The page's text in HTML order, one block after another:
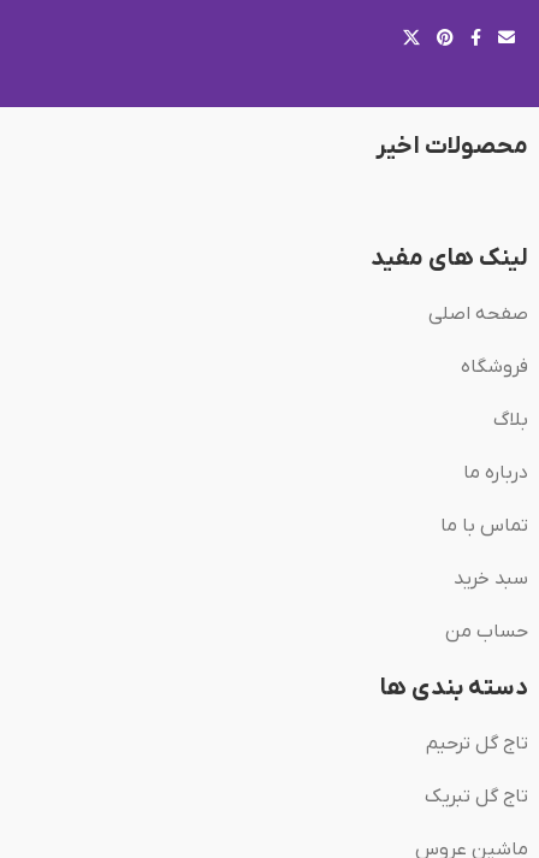
محصولات اخیر
لینک های مفید
صفحه اصلی
فروشگاه
بلاگ
درباره ما
تماس با ما
سبد خرید
حساب من
دسته بندی ها
تاج گل ترحیم
تاج گل تبریک
ماشین عروس